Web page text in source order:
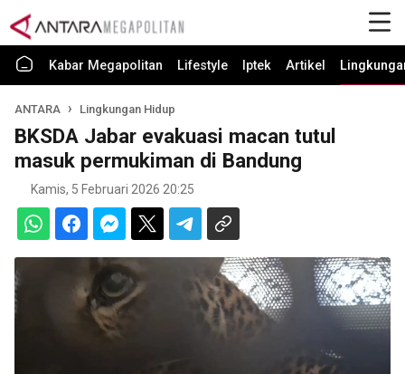
Kabar Megapolitan Lifestyle Iptek Artikel
ANTARA Lingkungan Hidup
BKSDA Jabar evakuasi macan tutul
masuk permukiman di Bandung
Kamis, 5 Februari 2026 20:25